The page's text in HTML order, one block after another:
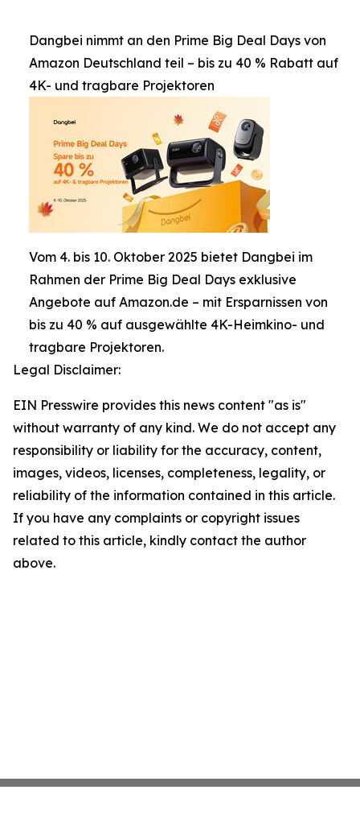
Dangbei nimmt an den Prime Big Deal Days von
Amazon Deutschland teil – bis zu 40 % Rabatt auf
4K- und tragbare Projektoren
Vom 4. bis 10. Oktober 2025 bietet Dangbei im
Rahmen der Prime Big Deal Days exklusive
Angebote auf Amazon.de – mit Ersparnissen von
bis zu 40 % auf ausgewählte 4K-Heimkino- und
tragbare Projektoren.
Legal Disclaimer:
EIN Presswire provides this news content "as is"
without warranty of any kind. We do not accept any
responsibility or liability for the accuracy, content,
images, videos, licenses, completeness, legality, or
reliability of the information contained in this article.
If you have any complaints or copyright issues
related to this article, kindly contact the author
above.